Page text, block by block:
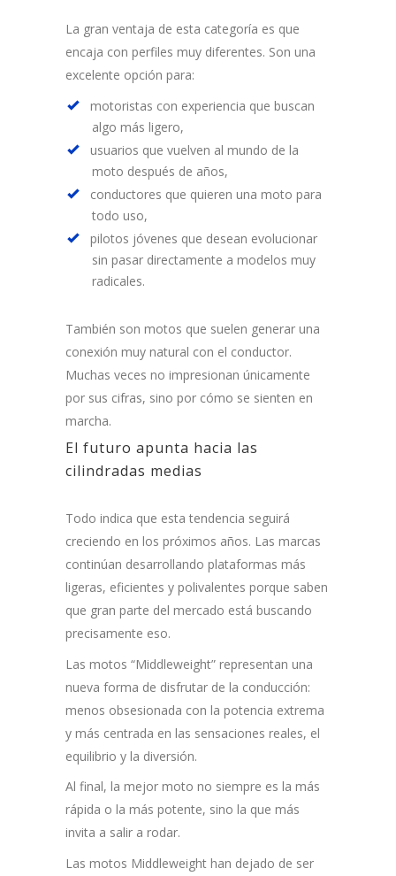
La gran ventaja de esta categoría es que
encaja con perfiles muy diferentes. Son una
excelente opción para:
motoristas con experiencia que buscan
algo más ligero,
usuarios que vuelven al mundo de la
moto después de años,
conductores que quieren una moto para
todo uso,
pilotos jóvenes que desean evolucionar
sin pasar directamente a modelos muy
radicales.
También son motos que suelen generar una
conexión muy natural con el conductor.
Muchas veces no impresionan únicamente
por sus cifras, sino por cómo se sienten en
marcha.
El futuro apunta hacia las
cilindradas medias
Todo indica que esta tendencia seguirá
creciendo en los próximos años. Las marcas
continúan desarrollando plataformas más
ligeras, eficientes y polivalentes porque saben
que gran parte del mercado está buscando
precisamente eso.
Las motos “Middleweight” representan una
nueva forma de disfrutar de la conducción:
menos obsesionada con la potencia extrema
y más centrada en las sensaciones reales, el
equilibrio y la diversión.
Al final, la mejor moto no siempre es la más
rápida o la más potente, sino la que más
invita a salir a rodar.
Las motos Middleweight han dejado de ser